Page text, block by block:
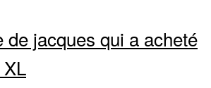
de jacques qui a acheté